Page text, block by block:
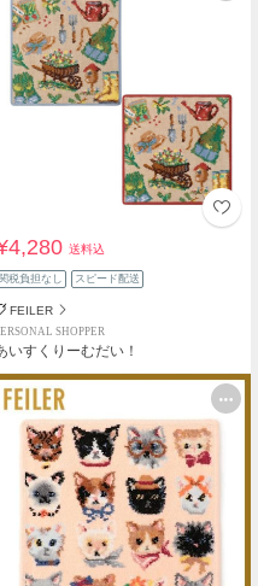
送料込
関税負担なし スピード配送
FEILER
SHOPPER
いすくりーむだい！